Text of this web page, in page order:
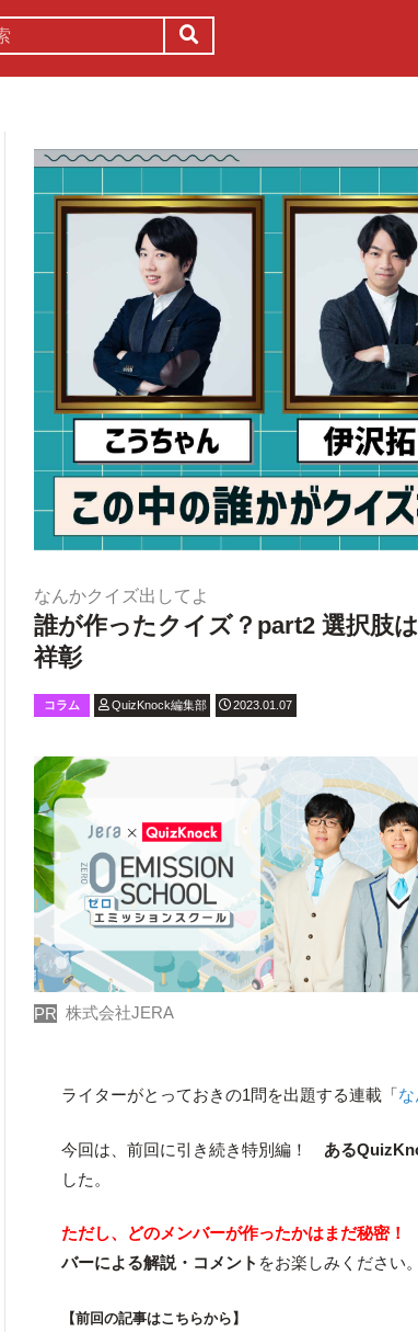
なんかクイズ出してよ
誰が作ったクイズ？part2 選択肢
祥彰
コラム QuizKnock編集部 2023.01.07
PR 株式会社JERA
ライターがとっておきの1問を出題する連載「
今回は、前回に引き続き特別編！ ある
した。
ただし、どのメンバーが作ったかはまだ秘密！
バーによる解説・コメント をお楽しみください。
【前回の記事はこちらから】